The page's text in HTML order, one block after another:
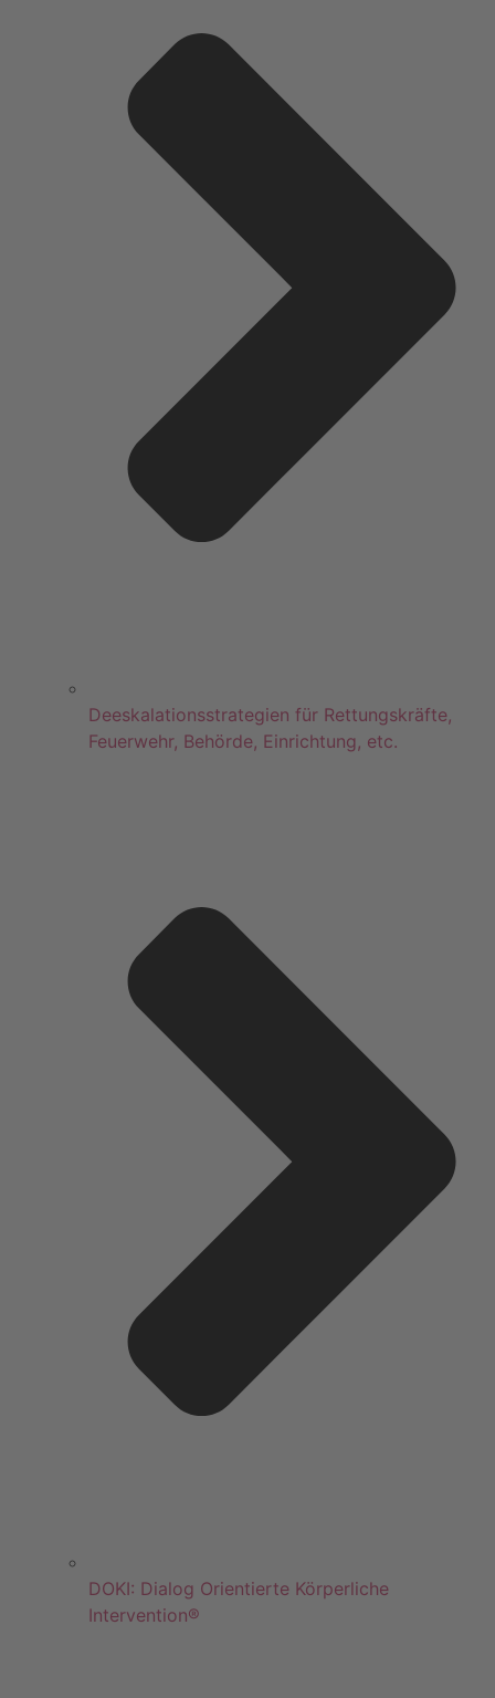
Deeskalationsstrategien für Rettungskräfte,
Feuerwehr, Behörde, Einrichtung, etc.
DOKI: Dialog Orientierte Körperliche
Intervention®